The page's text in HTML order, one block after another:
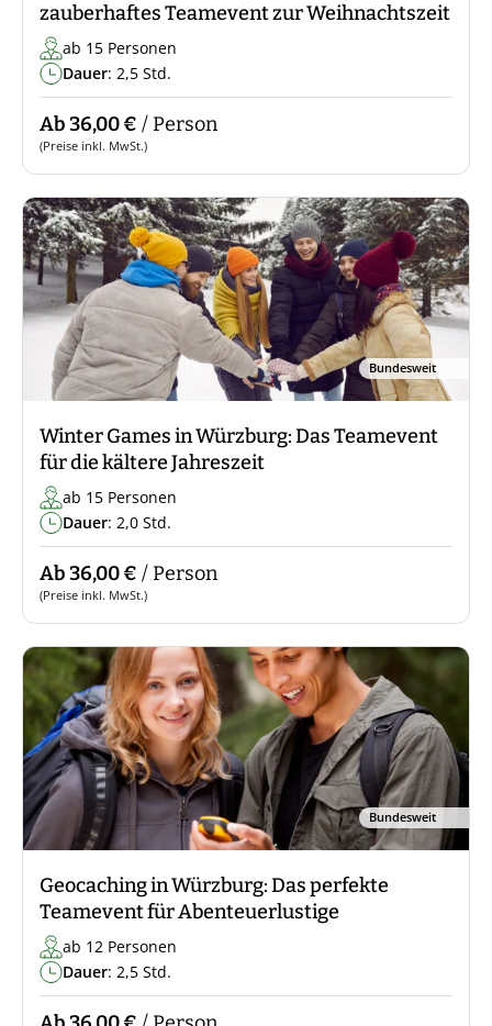
zauberhaftes Teamevent zur Weihnachtszeit
ab 15 Personen
Dauer: 2,5 Std.
Ab 36,00 € / Person
(Preise inkl. MwSt.)
Bundesweit
Winter Games in Würzburg: Das Teamevent
für die kältere Jahreszeit
ab 15 Personen
Dauer: 2,0 Std.
Ab 36,00 € / Person
(Preise inkl. MwSt.)
Bundesweit
Geocaching in Würzburg: Das perfekte
Teamevent für Abenteuerlustige
ab 12 Personen
Dauer: 2,5 Std.